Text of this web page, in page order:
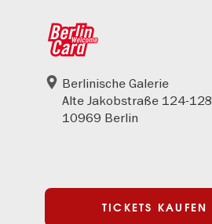
Berlinische Galerie
Alte Jakobstraße 124-128
10969 Berlin
TICKETS KAUFEN